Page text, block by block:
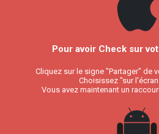
Pour avoir Check sur
Cliquez sur le signe "Partager" de
Choisissez "sur
Vous avez maintenant un